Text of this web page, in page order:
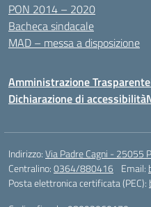
PON 2014 – 2020
Bacheca sindacale
MAD – messa a disposizione
Amministrazione Trasparente
Dichiarazione di accessibilità
Indirizzo:Via Padre Cagni - 25055
Centralino:0364/880416 Email:
Posta elettronica certificata (PEC):